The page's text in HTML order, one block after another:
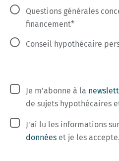
Questions générales
financement
Conseil hypothécaire
Je m’abonne à la
de sujets hypothécaires
J'ai lu les informations sur
données et je les accepte.